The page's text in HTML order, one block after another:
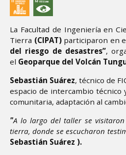
La Facultad de Ingeniería en
Tierra (CIPAT)participaron en
del riesgo de desastres”,
el Geoparque del Volcán
Sebastián Suárez, técnico de
espacio de intercambio
comunitaria, adaptación al
"A lo largo del taller se visitaron
tierra, donde se escucharon
Sebastián Suárez ).